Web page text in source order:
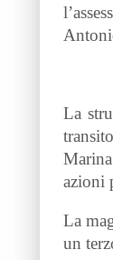
La
azioni
La
un